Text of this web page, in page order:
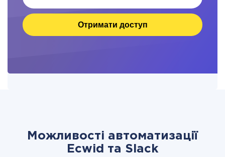
Отримати доступ
Можливості автоматизації
Ecwid та Slack